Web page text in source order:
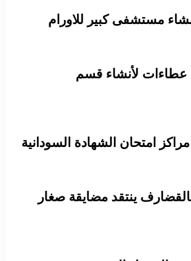
مستشفى كبير للاورام
لأنشاء قسم
امتحان الشهادة السودانية
ينتقد مضايقة صغار